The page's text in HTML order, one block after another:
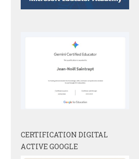
CERTIFICATION DIGITAL
ACTIVE GOOGLE